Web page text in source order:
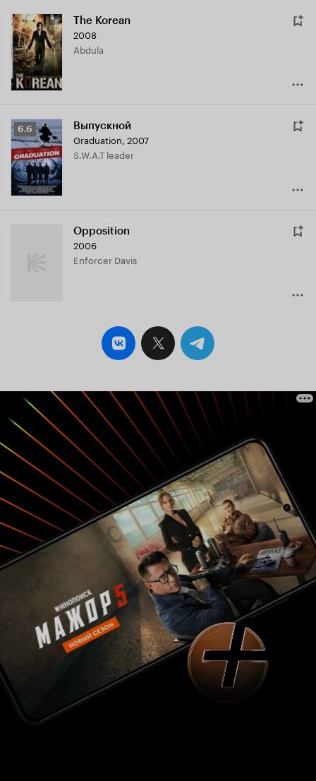
The Korean
2008
Abdula
Рейтинг
Кинопоиска
6.6
6.6 Выпускной
Graduation, 2007
S.W.A.T leader
Opposition
2006
Enforcer Davis